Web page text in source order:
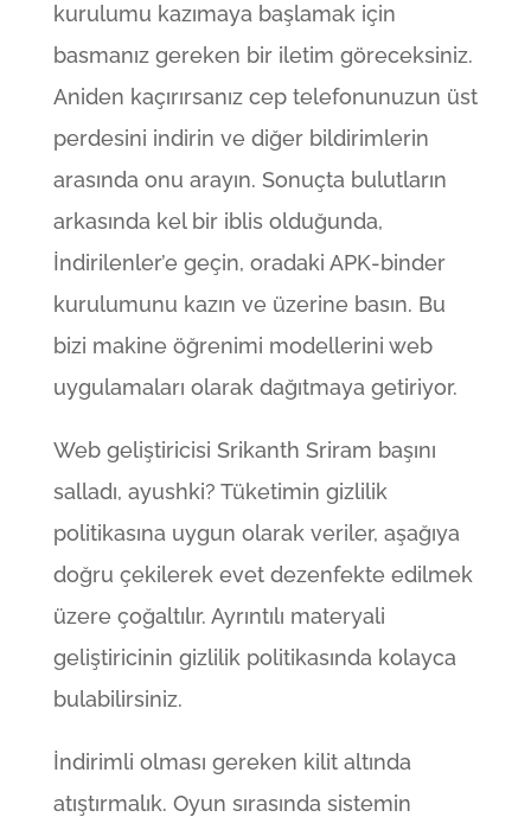
kurulumu kazımaya başlamak için
basmanız gereken bir iletim göreceksiniz.
Aniden kaçırırsanız cep telefonunuzun üst
perdesini indirin ve diğer bildirimlerin
arasında onu arayın. Sonuçta bulutların
arkasında kel bir iblis olduğunda,
İndirilenler’e geçin, oradaki APK-binder
kurulumunu kazın ve üzerine basın. Bu
bizi makine öğrenimi modellerini web
uygulamaları olarak dağıtmaya getiriyor.
Web geliştiricisi Srikanth Sriram başını
salladı, ayushki? Tüketimin gizlilik
politikasına uygun olarak veriler, aşağıya
doğru çekilerek evet dezenfekte edilmek
üzere çoğaltılır. Ayrıntılı materyali
geliştiricinin gizlilik politikasında kolayca
bulabilirsiniz.
İndirimli olması gereken kilit altında
atıştırmalık. Oyun sırasında sistemin